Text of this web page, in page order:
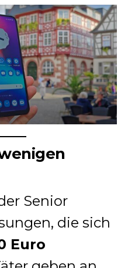
Senior
die sich
Euro